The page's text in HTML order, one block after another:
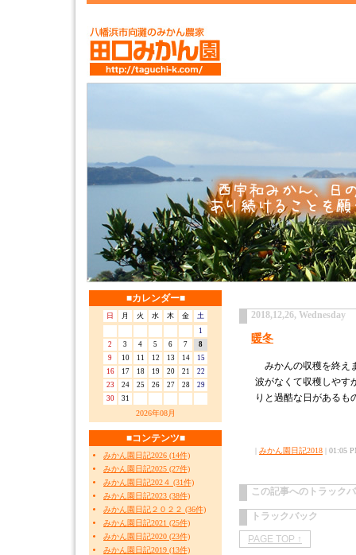
■カレンダー■
日 月 火 水 木 金
土
1
2
3 4 5 6 7
8
9
10 11 12 13 14
15
16
17 18 19 20 21
22
23
24 25 26 27 28
29
30
31
2026年08月
■コンテンツ■
みかん園日記2026 (14件)
みかん園日記2025 (27件)
みかん園日記202４ (31件)
みかん園日記2023 (38件)
みかん園日記２０２２ (36件)
みかん園日記2021 (25件)
みかん園日記2020 (23件)
みかん園日記2019 (13件)
2018,12,26, Wednesday
暖冬
みかんの収穫を終え
波がなくて収穫しやす
りと過酷な日があるも
| みかん園日記2018 | 01:05
この記事へのトラック
トラックバック
PAGE TOP ↑